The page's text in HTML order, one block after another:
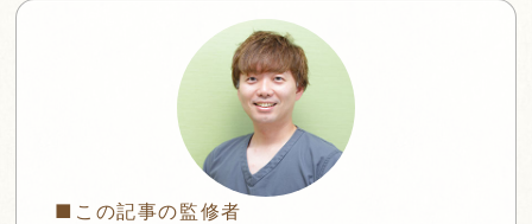
■この記事の監修者